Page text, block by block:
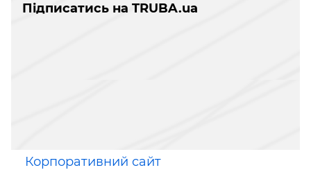
Підписатись на TRUBA.ua
Корпоративний сайт